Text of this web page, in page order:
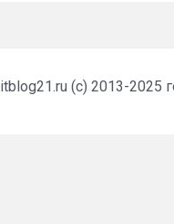
itblog21.ru (c) 2013-2025